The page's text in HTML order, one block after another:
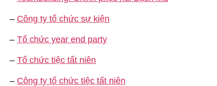
– Công ty tổ chức sự kiện
– Tổ chức year end party
– Tổ chức tiệc tất niên
– Công ty tổ chức tiệc tất niên